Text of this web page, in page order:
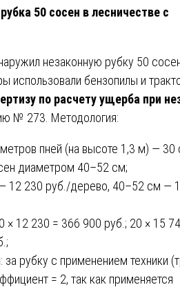
50 сосен в лесничестве с
незаконную рубку 50
использовали бензопилы и
по расчету ущерба при
№ 273. Методология:
пней (на высоте 1,3 м) — 30
диаметром 40–52 см;
12 230 руб./дерево, 40–52 см —
× 12 230 = 366 900 руб.; 20 × 15
рубку с применением техники
= 2, так как применяется